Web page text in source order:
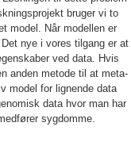
bruger vi to
model. Når modellen er
nye i vores tilgang er at
ved data. Hvis
anden metode til at meta-
model for lignende data
data hvor man har
sygdomme.